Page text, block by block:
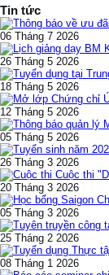
Tin tức
06 Tháng 7 2026
26 Tháng 5 2026
18 Tháng 5 2026
12 Tháng 5 2026
05 Tháng 5 2026
26 Tháng 3 2026
Cuộc thi
20 Tháng 3 2026
05 Tháng 3 2026
25 Tháng 2 2026
08 Tháng 1 2026